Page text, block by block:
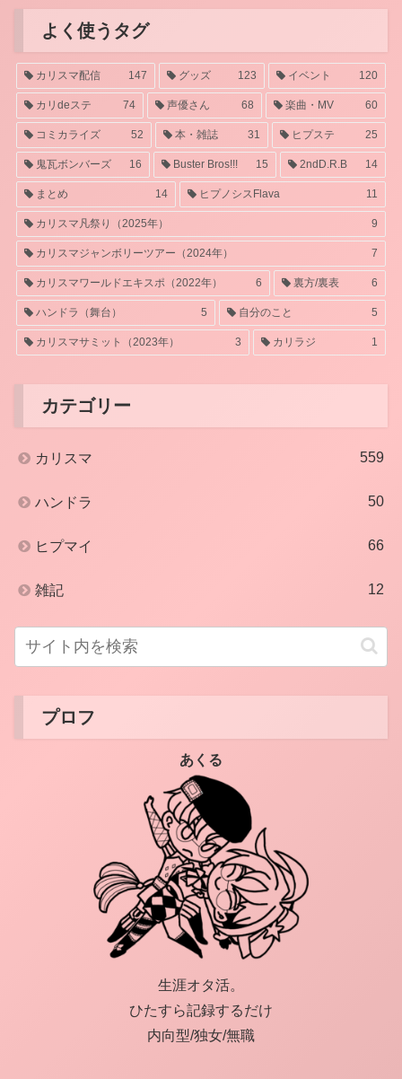
よく使うタグ
カリスマ配信 147 グッズ 123 イベント 120
カリdeステ 74 声優さん 68 楽曲・MV 60
コミカライズ 52 本・雑誌 31 ヒプステ 25
鬼瓦ボンバーズ 16 Buster Bros!!! 15 2ndD.R.B 14
まとめ 14 ヒプノシスFlava 11
カリスマ凡祭り（2025年） 9
カリスマジャンボリーツアー（2024年） 7
カリスマワールドエキスポ（2022年） 6 裏方/裏表 6
ハンドラ（舞台） 5 自分のこと 5
カリスマサミット（2023年） 3 カリラジ 1
カテゴリー
カリスマ 559
ハンドラ 50
ヒプマイ 66
雑記 12
プロフ
あくる
生涯オタ活。
ひたすら記録するだけ
内向型/独女/無職